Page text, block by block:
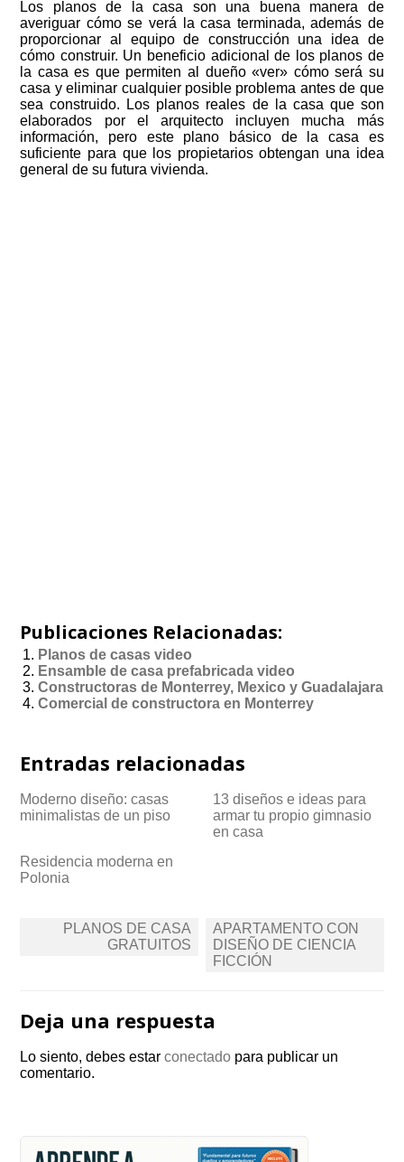
Los planos de la casa son una buena manera de
averiguar cómo se verá la casa terminada, además de
proporcionar al equipo de construcción una idea de
cómo construir. Un beneficio adicional de los planos de
la casa es que permiten al dueño «ver» cómo será su
casa y eliminar cualquier posible problema antes de que
sea construido. Los planos reales de la casa que son
elaborados por el arquitecto incluyen mucha más
información, pero este plano básico de la casa es
suficiente para que los propietarios obtengan una idea
general de su futura vivienda.
Publicaciones Relacionadas:
Planos de casas video
Ensamble de casa prefabricada video
Constructoras de Monterrey, Mexico y Guadalajara
Comercial de constructora en Monterrey
Entradas relacionadas
Moderno diseño: casas
minimalistas de un piso
13 diseños e ideas para
armar tu propio gimnasio
en casa
Residencia moderna en
Polonia
Navegación
PLANOS DE CASA
GRATUITOS
APARTAMENTO CON
DISEÑO DE CIENCIA
FICCIÓN
Deja una respuesta
Lo siento, debes estarconectado para publicar un
comentario.